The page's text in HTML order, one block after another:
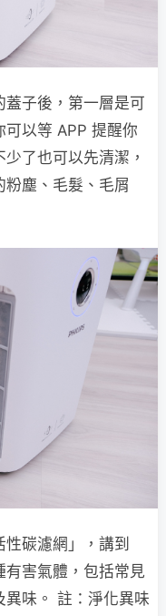
子後，第一層是可
以等 APP 提醒你
了也可以先清潔，
塵、毛髮、毛屑
碳濾網」，講到
有害氣體，包括常見
異味。 註：淨化異味